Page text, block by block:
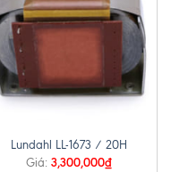
Lundahl LL-1673 / 20H
Giá: 3,300,000₫